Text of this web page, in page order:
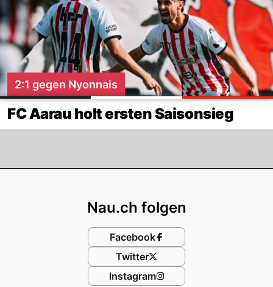
2:1 gegen Nyonnais
FC Aarau holt ersten Saisonsieg
Nau.ch folgen
Facebook
Twitter
Instagram